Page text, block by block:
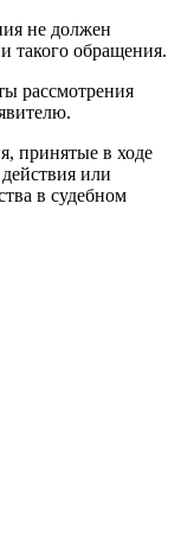
не должен
такого обращения.
рассмотрения
принятые в ходе
или
в судебном